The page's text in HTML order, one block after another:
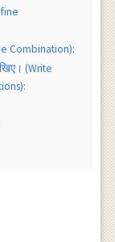
Combination):
(Write